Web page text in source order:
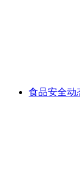
食品安全动